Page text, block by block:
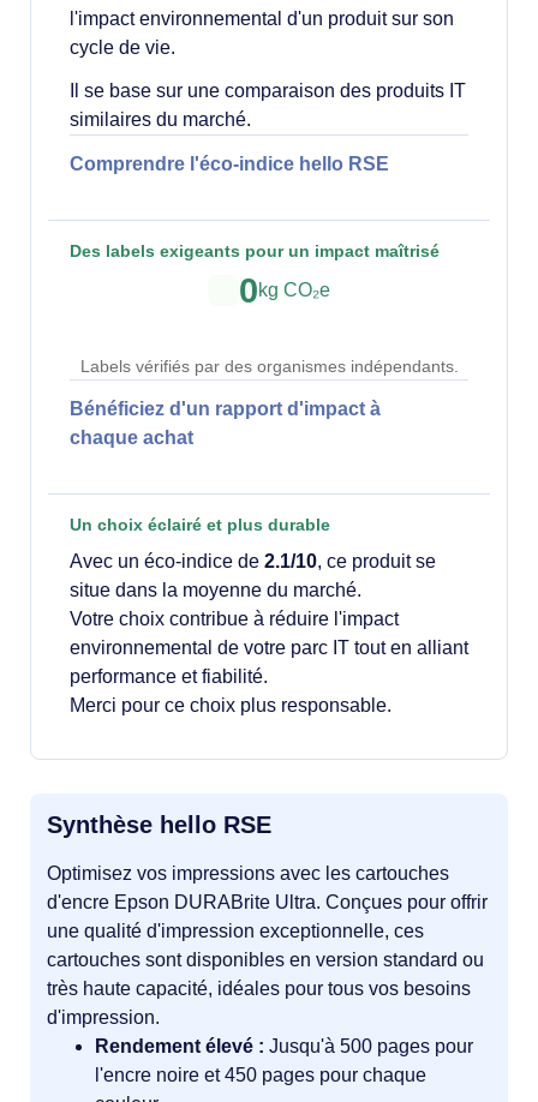
l'impact environnemental d'un produit sur son
cycle de vie.
Il se base sur une comparaison des produits IT
similaires du marché.
Comprendre l'éco-indice hello RSE
Des labels exigeants pour un impact maîtrisé
0kg CO₂e
Labels vérifiés par des organismes indépendants.
Bénéficiez d'un rapport d'impact à
chaque achat
Un choix éclairé et plus durable
Avec un éco-indice de 2.1/10, ce produit se
situe dans la moyenne du marché.
Votre choix contribue à réduire l'impact
environnemental de votre parc IT tout en alliant
performance et fiabilité.
Merci pour ce choix plus responsable.
Synthèse hello RSE
Optimisez vos impressions avec les cartouches
d'encre Epson DURABrite Ultra. Conçues pour offrir
une qualité d'impression exceptionnelle, ces
cartouches sont disponibles en version standard ou
très haute capacité, idéales pour tous vos besoins
d'impression.
Rendement élevé : Jusqu'à 500 pages pour
l'encre noire et 450 pages pour chaque